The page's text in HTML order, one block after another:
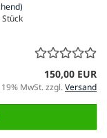
Stück
150,00 EUR
MwSt. zzgl.Versand